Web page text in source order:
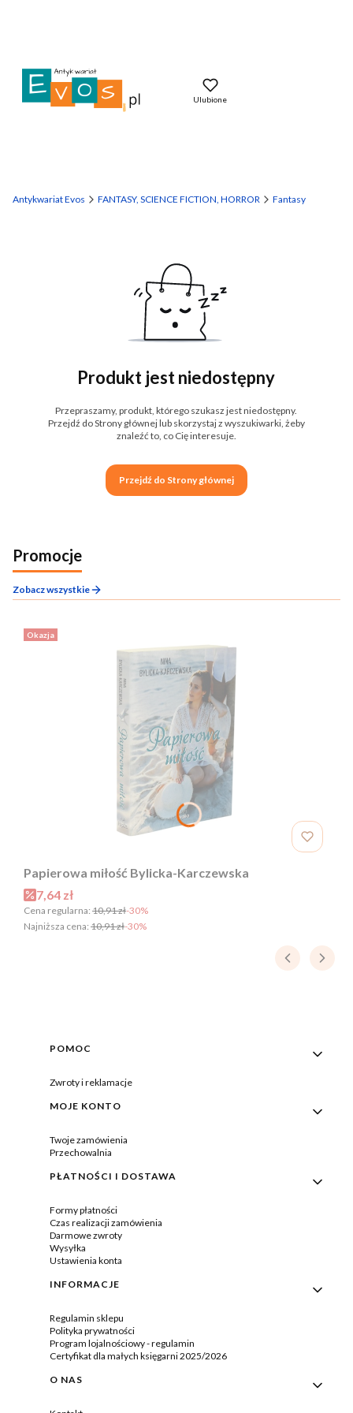
Ulubione
Antykwariat Evos FANTASY, SCIENCE FICTION, HORROR Fantasy
Produkt jest niedostępny
Przepraszamy, produkt, którego szukasz jest niedostępny.
Przejdź do Strony głównej lub skorzystaj z wyszukiwarki, żeby
znaleźć to, co Cię interesuje.
Przejdź do Strony głównej
Promocje
Zobacz wszystkie
Okazja
Papierowa miłość Bylicka-Karczewska
Cena promocyjna
7,64 zł
Cena regularna: 10,91 zł-30%
Najniższa cena: 10,91 zł-30%
Linki w stopce
POMOC
Zwroty i reklamacje
MOJE KONTO
Twoje zamówienia
Przechowalnia
PŁATNOŚCI I DOSTAWA
Formy płatności
Czas realizacji zamówienia
Darmowe zwroty
Wysyłka
Ustawienia konta
INFORMACJE
Regulamin sklepu
Polityka prywatności
Program lojalnościowy - regulamin
Certyfikat dla małych księgarni 2025/2026
O NAS